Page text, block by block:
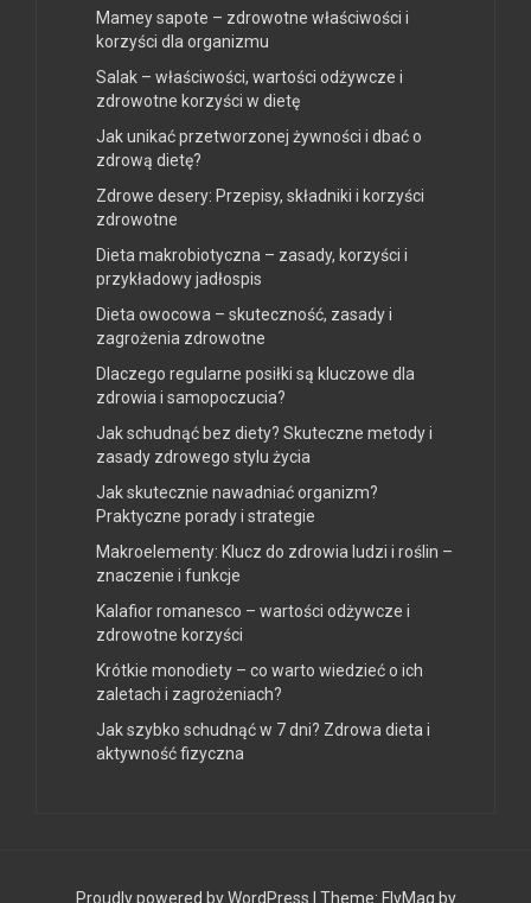
Mamey sapote – zdrowotne właściwości i
korzyści dla organizmu
Salak – właściwości, wartości odżywcze i
zdrowotne korzyści w dietę
Jak unikać przetworzonej żywności i dbać o
zdrową dietę?
Zdrowe desery: Przepisy, składniki i korzyści
zdrowotne
Dieta makrobiotyczna – zasady, korzyści i
przykładowy jadłospis
Dieta owocowa – skuteczność, zasady i
zagrożenia zdrowotne
Dlaczego regularne posiłki są kluczowe dla
zdrowia i samopoczucia?
Jak schudnąć bez diety? Skuteczne metody i
zasady zdrowego stylu życia
Jak skutecznie nawadniać organizm?
Praktyczne porady i strategie
Makroelementy: Klucz do zdrowia ludzi i roślin –
znaczenie i funkcje
Kalafior romanesco – wartości odżywcze i
zdrowotne korzyści
Krótkie monodiety – co warto wiedzieć o ich
zaletach i zagrożeniach?
Jak szybko schudnąć w 7 dni? Zdrowa dieta i
aktywność fizyczna
Proudly powered by WordPress Theme: FlyMag by